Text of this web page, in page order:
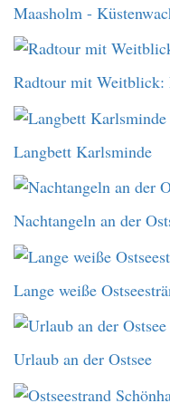
Maasholm -
Radtour mit Weitblick:
Langbett Karlsminde
Nachtangeln an der
Lange weiße
Urlaub an der Ostsee